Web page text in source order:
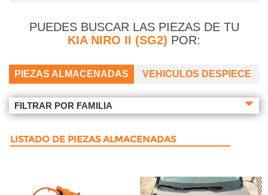
PUEDES BUSCAR LAS PIEZAS DE TU
KIA NIRO II (SG2) POR:
PIEZAS ALMACENADAS VEHICULOS DESPIECE
FILTRAR POR FAMILIA
LISTADO DE PIEZAS ALMACENADAS